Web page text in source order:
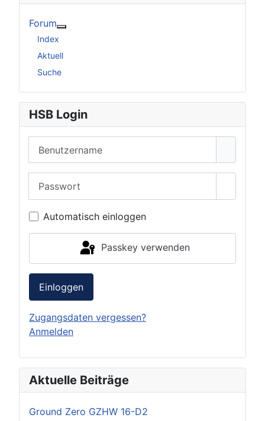
Forum
Index
Aktuell
Suche
HSB Login
Automatisch einloggen
Passkey verwenden
Einloggen
Zugangsdaten vergessen?
Anmelden
Aktuelle Beiträge
Ground Zero GZHW 16-D2